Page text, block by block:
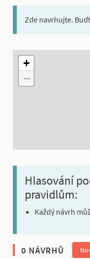
Zde navrhujte.
Následující prvek je
+
−
Hlasování
pravidlům:
Každý návrh
0 NÁVRHŮ